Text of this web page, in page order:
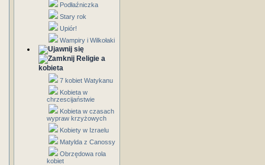
Podłaźniczka
Stary rok
Upiór!
Wampiry i Wilkołaki
Religie a
kobieta
7 kobiet Watykanu
Kobieta w
chrzescijaństwie
Kobieta w czasach
wypraw krzyżowych
Kobiety w Izraelu
Matylda z Canossy
Obrzędowa rola
kobiet